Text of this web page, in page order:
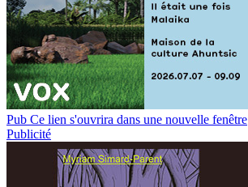
Pub Ce lien s'ouvrira dans une nouvelle fenêtre
Publicité